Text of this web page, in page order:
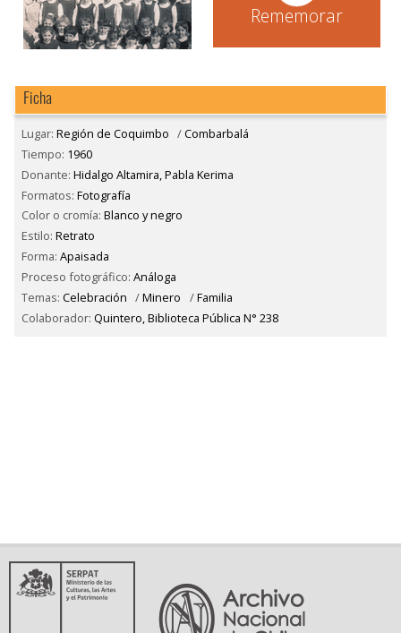
Rememorar
Ficha
Lugar: Región de Coquimbo /Combarbalá
Tiempo: 1960
Donante: Hidalgo Altamira, Pabla Kerima
Formatos: Fotografía
Color o cromía: Blanco y negro
Estilo: Retrato
Forma: Apaisada
Proceso fotográfico: Análoga
Temas: Celebración /Minero /Familia
Colaborador: Quintero, Biblioteca Pública N° 238